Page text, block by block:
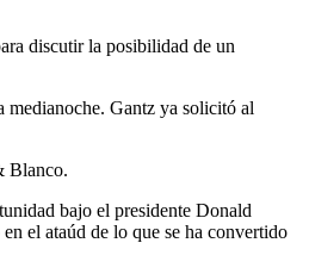
discutir la posibilidad de un
Gantz ya solicitó al
Blanco.
bajo el presidente Donald
el ataúd de lo que se ha convertido